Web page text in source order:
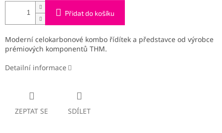
Přidat do košíku
Moderní celokarbonové kombo řídítek a představce od výrobce
prémiových komponentů THM.
Detailní informace
ZEPTAT SE SDÍLET